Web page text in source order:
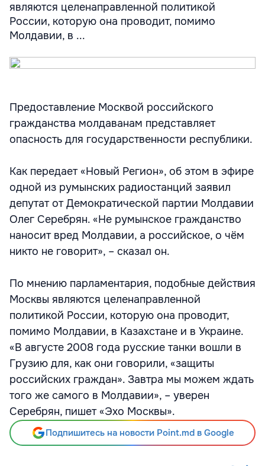
являются целенаправленной политикой
России, которую она проводит, помимо
Молдавии, в ...
Предоставление Москвой российского
гражданства молдаванам представляет
опасность для государственности республики.
Как передает «Новый Регион», об этом в эфире
одной из румынских радиостанций заявил
депутат от Демократической партии Молдавии
Олег Серебрян. «Не румынское гражданство
наносит вред Молдавии, а российское, о чём
никто не говорит», – сказал он.
По мнению парламентария, подобные действия
Москвы являются целенаправленной
политикой России, которую она проводит,
помимо Молдавии, в Казахстане и в Украине.
«В августе 2008 года русские танки вошли в
Грузию для, как они говорили, «защиты
российских граждан». Завтра мы можем ждать
того же самого в Молдавии», – уверен
Серебрян, пишет «Эхо Москвы».
Подпишитесь на новости Point.md в Google